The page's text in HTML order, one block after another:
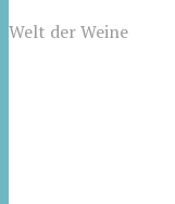
Welt der Weine